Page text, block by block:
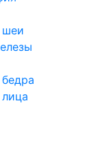
шеи